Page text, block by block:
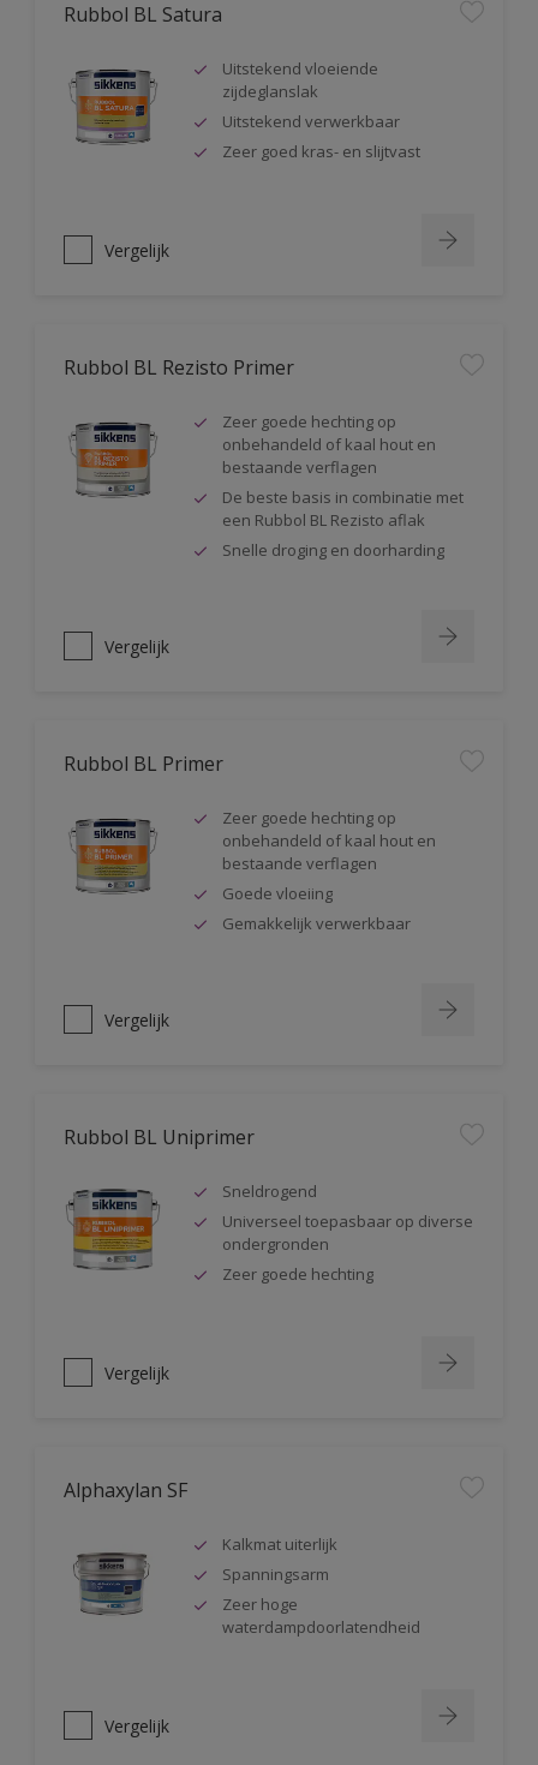
Rubbol BL Satura
Uitstekend vloeiende
zijdeglanslak
Uitstekend verwerkbaar
Zeer goed kras- en slijtvast
Vergelijk
Rubbol BL Rezisto Primer
Zeer goede hechting op
onbehandeld of kaal hout en
bestaande verflagen
De beste basis in combinatie met
een Rubbol BL Rezisto aflak
Snelle droging en doorharding
Vergelijk
Rubbol BL Primer
Zeer goede hechting op
onbehandeld of kaal hout en
bestaande verflagen
Goede vloeiing
Gemakkelijk verwerkbaar
Vergelijk
Rubbol BL Uniprimer
Sneldrogend
Universeel toepasbaar op diverse
ondergronden
Zeer goede hechting
Vergelijk
Alphaxylan SF
Kalkmat uiterlijk
Spanningsarm
Zeer hoge
waterdampdoorlatendheid
Vergelijk